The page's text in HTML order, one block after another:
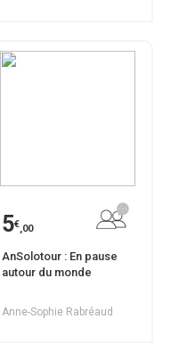
5€,00
AnSolotour : En pause
autour du monde
Anne-Sophie Rabréaud